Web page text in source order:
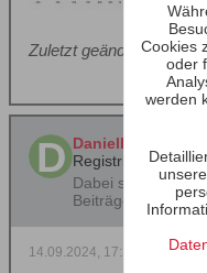
Zuletzt geändert von
DanielK78
Registrierter
Dabei seit:
Beiträge:
526
14.09.2024, 17:22
Cookies
oder
werden